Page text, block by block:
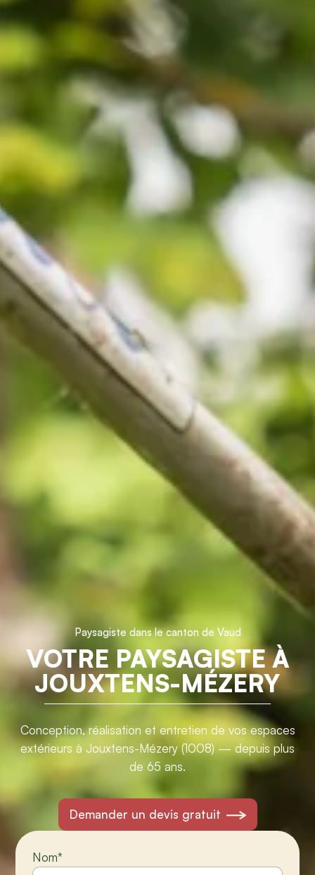
Paysagiste dans le canton de Vaud
VOTRE PAYSAGISTE À
JOUXTENS-MÉZERY
Conception, réalisation et entretien de vos espaces
extérieurs à Jouxtens-Mézery (1008) — depuis plus
de 65 ans.
Demander un devis gratuit
Nom*